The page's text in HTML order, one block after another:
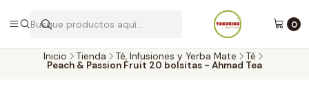
0
Envíos a todo Chile por Blue Express
Inicio Tienda Té, Infusiones y Yerba Mate Té
Peach & Passion Fruit 20 bolsitas - Ahmad Tea